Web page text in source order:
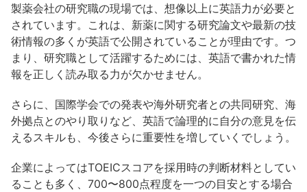
製薬会社の研究職の現場では、想像以上に英語力が必要と
されています。これは、新薬に関する研究論文や最新の技
術情報の多くが英語で公開されていることが理由です。つ
まり、研究職として活躍するためには、英語で書かれた情
報を正しく読み取る力が欠かせません。
さらに、国際学会での発表や海外研究者との共同研究、海
外拠点とのやり取りなど、英語で論理的に自分の意見を伝
えるスキルも、今後さらに重要性を増していくでしょう。
企業によってはTOEICスコアを採用時の判断材料としてい
ることも多く、700〜800点程度を一つの目安とする場合